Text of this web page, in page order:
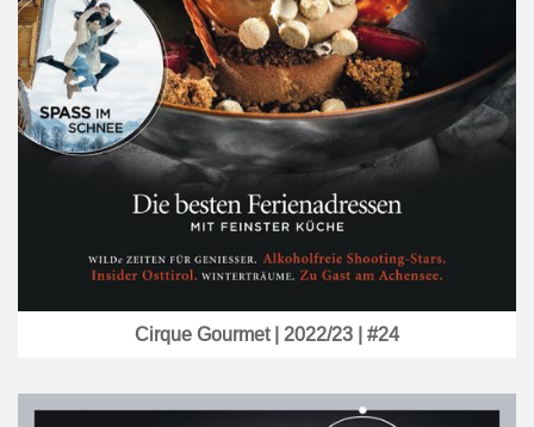
Cirque Gourmet | 2022/23 | #24